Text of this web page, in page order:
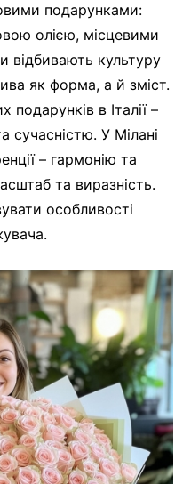
подарунками:
олією, місцевими
відбивають культуру
як форма, а й зміст.
в Італії –
сучасністю. У Мілані
– гармонію та
та виразність.
особливості